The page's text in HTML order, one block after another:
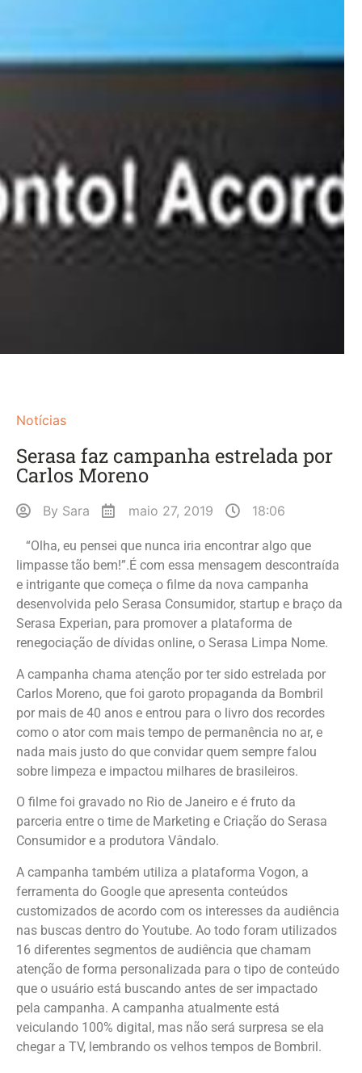
Notícias
Serasa faz campanha estrelada por
Carlos Moreno
By Sara maio 27, 2019 18:06
“Olha, eu pensei que nunca iria encontrar algo que
limpasse tão bem!”.É com essa mensagem descontraída
e intrigante que começa o filme da nova campanha
desenvolvida pelo Serasa Consumidor, startup e braço da
Serasa Experian, para promover a plataforma de
renegociação de dívidas online, o Serasa Limpa Nome.
A campanha chama atenção por ter sido estrelada por
Carlos Moreno, que foi garoto propaganda da Bombril
por mais de 40 anos e entrou para o livro dos recordes
como o ator com mais tempo de permanência no ar, e
nada mais justo do que convidar quem sempre falou
sobre limpeza e impactou milhares de brasileiros.
O filme foi gravado no Rio de Janeiro e é fruto da
parceria entre o time de Marketing e Criação do Serasa
Consumidor e a produtora Vândalo.
A campanha também utiliza a plataforma Vogon, a
ferramenta do Google que apresenta conteúdos
customizados de acordo com os interesses da audiência
nas buscas dentro do Youtube. Ao todo foram utilizados
16 diferentes segmentos de audiência que chamam
atenção de forma personalizada para o tipo de conteúdo
que o usuário está buscando antes de ser impactado
pela campanha. A campanha atualmente está
veiculando 100% digital, mas não será surpresa se ela
chegar a TV, lembrando os velhos tempos de Bombril.